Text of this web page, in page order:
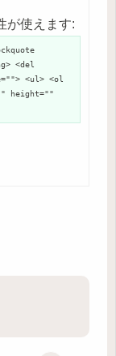
が使えます:
<del
<ul> <ol
height=""